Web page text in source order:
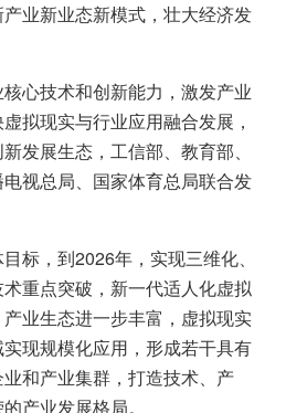
业新业态新模式，壮大经济发
心技术和创新能力，激发产业
拟现实与行业应用融合发展，
发展生态，工信部、教育部、
视总局、国家体育总局联合发
标，到2026年，实现三维化、
重点突破，新一代适人化虚拟
业生态进一步丰富，虚拟现实
现规模化应用，形成若干具有
和产业集群，打造技术、产
产业发展格局。